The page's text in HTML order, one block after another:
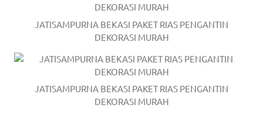
JATISAMPURNA BEKASI PAKET RIAS PENGANTIN
DEKORASI MURAH
JATISAMPURNA BEKASI PAKET RIAS PENGANTIN
DEKORASI MURAH